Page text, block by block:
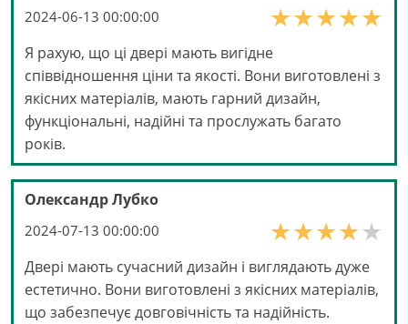
2024-06-13 00:00:00
Я рахую, що ці двері мають вигідне
співвідношення ціни та якості. Вони виготовлені з
якісних матеріалів, мають гарний дизайн,
функціональні, надійні та прослужать багато
років.
Олександр Лубко
2024-07-13 00:00:00
Двері мають сучасний дизайн і виглядають дуже
естетично. Вони виготовлені з якісних матеріалів,
що забезпечує довговічність та надійність.